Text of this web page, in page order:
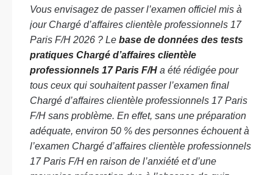
Vous envisagez de passer l’examen officiel mis à
jour Chargé d’affaires clientèle professionnels 17
Paris F/H 2026 ? Le base de données des tests
pratiques Chargé d’affaires clientèle
professionnels 17 Paris F/H a été rédigée pour
tous ceux qui souhaitent passer l’examen final
Chargé d’affaires clientèle professionnels 17 Paris
F/H sans problème. En effet, sans une préparation
adéquate, environ 50 % des personnes échouent à
l’examen Chargé d’affaires clientèle professionnels
17 Paris F/H en raison de l’anxiété et d’une